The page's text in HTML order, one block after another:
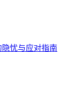
忧与应对指南